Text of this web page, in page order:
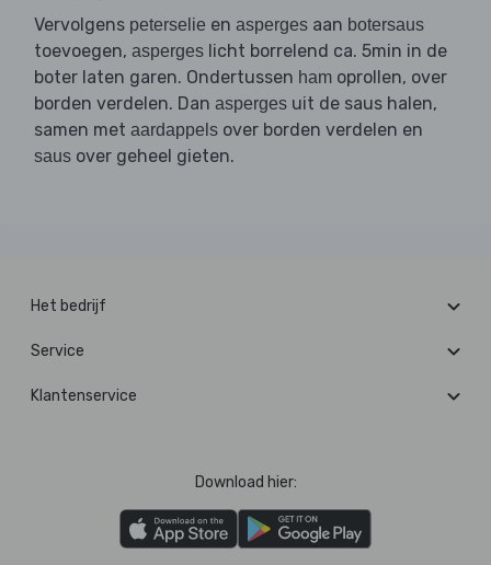
Vervolgens peterselie en asperges aan botersaus
toevoegen, asperges licht borrelend ca. 5min in de
boter laten garen. Ondertussen ham oprollen, over
borden verdelen. Dan asperges uit de saus halen,
samen met aardappels over borden verdelen en
saus over geheel gieten.
Het bedrijf
Service
Klantenservice
Download hier: